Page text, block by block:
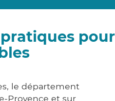
pour
le département
Provence et sur